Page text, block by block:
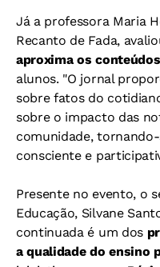
Já a professora Maria
Recanto de Fada,
aproxima os
alunos. "O jornal
sobre fatos do
sobre o impacto das
comunidade,
consciente e
Presente no evento, o
Educação, Silvane
continuada é um dos
a qualidade do ensino